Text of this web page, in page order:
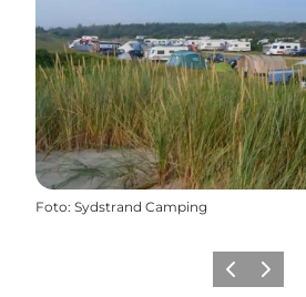
Foto: Sydstrand Camping
ForrigeNæste